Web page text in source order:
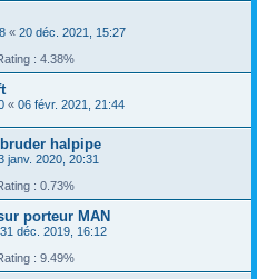
« 20 déc. 2021, 15:27
: 4.38%
« 06 févr. 2021, 21:44
halpipe
janv. 2020, 20:31
: 0.73%
porteur MAN
31 déc. 2019, 16:12
: 9.49%